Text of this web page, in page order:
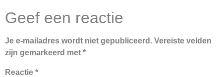
Geef een reactie
Je e-mailadres wordt niet gepubliceerd. Vereiste velden
zijn gemarkeerd met *
Reactie *